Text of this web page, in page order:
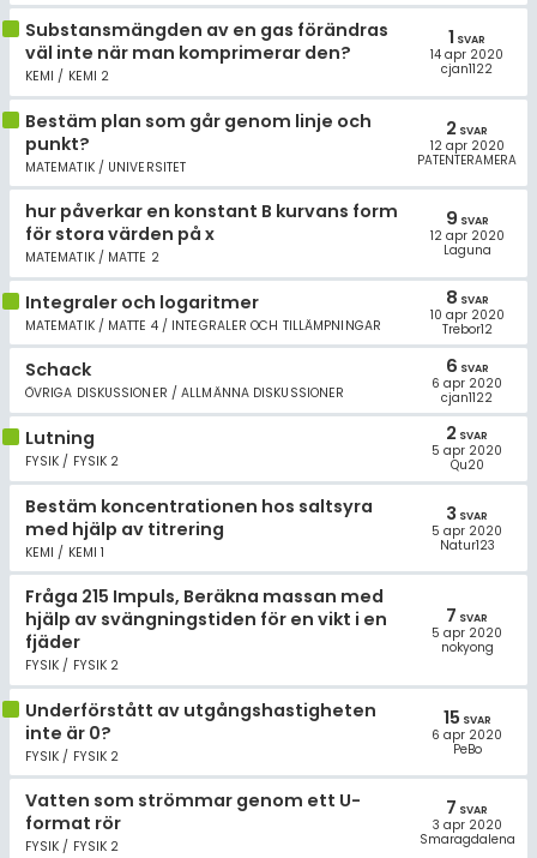
Substansmängden av en gas förändras
väl inte när man komprimerar den?
KEMI / KEMI 2
1 SVAR
14 apr 2020
cjan1122
Bestäm plan som går genom linje och
punkt?
MATEMATIK / UNIVERSITET
2 SVAR
12 apr 2020
PATENTERAMERA
hur påverkar en konstant B kurvans form
för stora värden på x
MATEMATIK / MATTE 2
9 SVAR
12 apr 2020
Laguna
Integraler och logaritmer
MATEMATIK / MATTE 4 / INTEGRALER OCH TILLÄMPNINGAR
8 SVAR
10 apr 2020
Trebor12
Schack
ÖVRIGA DISKUSSIONER / ALLMÄNNA DISKUSSIONER
6 SVAR
6 apr 2020
cjan1122
Lutning
FYSIK / FYSIK 2
2 SVAR
5 apr 2020
Qu20
Bestäm koncentrationen hos saltsyra
med hjälp av titrering
KEMI / KEMI 1
3 SVAR
5 apr 2020
Natur123
Fråga 215 Impuls, Beräkna massan med
hjälp av svängningstiden för en vikt i en
fjäder
FYSIK / FYSIK 2
7 SVAR
5 apr 2020
nokyong
Underförstått av utgångshastigheten
inte är 0?
FYSIK / FYSIK 2
15 SVAR
6 apr 2020
PeBo
Vatten som strömmar genom ett U-
format rör
FYSIK / FYSIK 2
7 SVAR
3 apr 2020
Smaragdalena